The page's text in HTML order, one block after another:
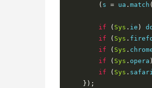
( s = ua . match (
if ( Sys . ie )
if
( Sys .
if
( Sys .
if
( Sys . opera )
if
( Sys .
});